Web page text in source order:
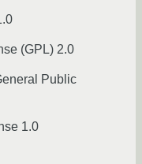
(GPL) 2.0
Public
1.0